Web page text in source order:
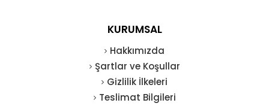
KURUMSAL
Hakkımızda
Şartlar ve Koşullar
Gizlilik İlkeleri
Teslimat Bilgileri